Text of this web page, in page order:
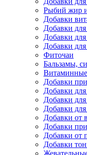
Рыбий жир
Добавки
Добавки
Добавки
Добавки для
Фиточаи
Бальзамы,
Добавки
Добавки
Добавки
Добавки
Добавки от
Добавки
Добавки от
Добавки